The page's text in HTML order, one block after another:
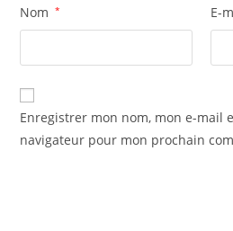
Nom * E-
Enregistrer mon nom, mon e-mail
navigateur pour mon prochain